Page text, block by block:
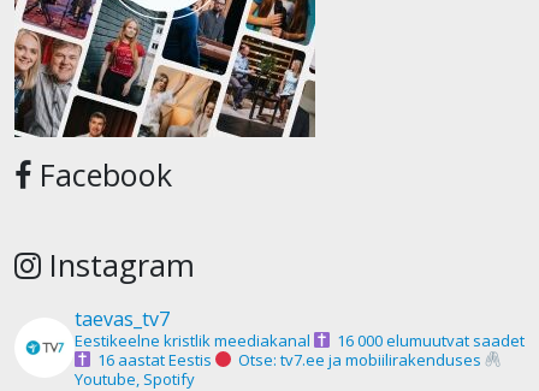
Facebook
Instagram
taevas_tv7
Eestikeelne kristlik meediakanal
16 000 elumuutvat saadet
16 aastat Eestis
Otse: tv7.ee ja mobiilirakenduses
Youtube, Spotify